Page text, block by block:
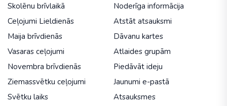
Skolēnu brīvlaikā
Ceļojumi Lieldienās
Maija brīvdienās
Vasaras ceļojumi
Novembra brīvdienās
Ziemassvētku ceļojumi
Svētku laiks
Noderīga informācija
Atstāt atsauksmi
Dāvanu kartes
Atlaides grupām
Piedāvāt ideju
Jaunumi e-pastā
Atsauksmes